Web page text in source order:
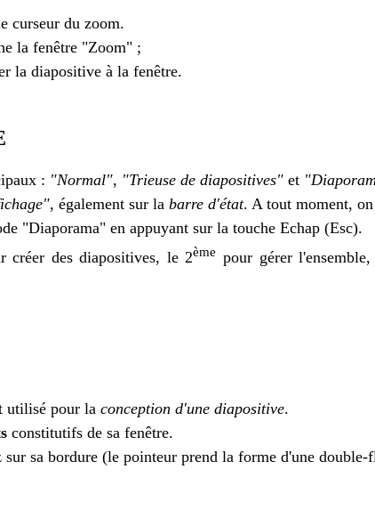
curseur du zoom.
la fenêtre "Zoom" ;
la diapositive à la fenêtre.
: "Normal", "Trieuse de diapositives" et
, également sur la barre d'état. A tout moment,
"Diaporama" en appuyant sur la touche Echap (Esc).
créer des diapositives, le 2ème pour gérer
utilisé pour la conception d'une diapositive.
constitutifs de sa fenêtre.
sa bordure (le pointeur prend la forme d'une double-